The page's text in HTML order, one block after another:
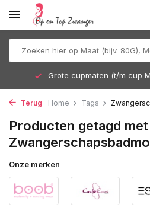
Gratis verzending
Terug Home Tags
Producten getagd met
Onze merken